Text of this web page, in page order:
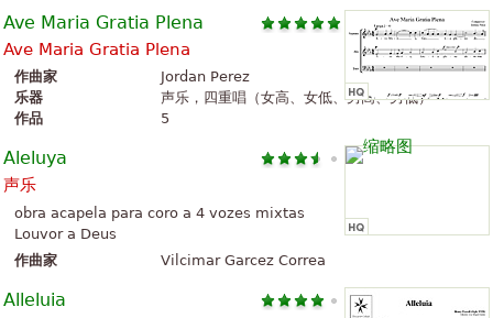
Ave Maria Gratia Plena
Ave Maria Gratia Plena
作曲家
Jordan Perez
乐器
声乐，四重唱（女高、女低、男高、男低）
作品
5
Aleluya
声乐
obra acapela para coro a 4 vozes mixtas
Louvor a Deus
作曲家
Vilcimar Garcez Correa
Alleluia